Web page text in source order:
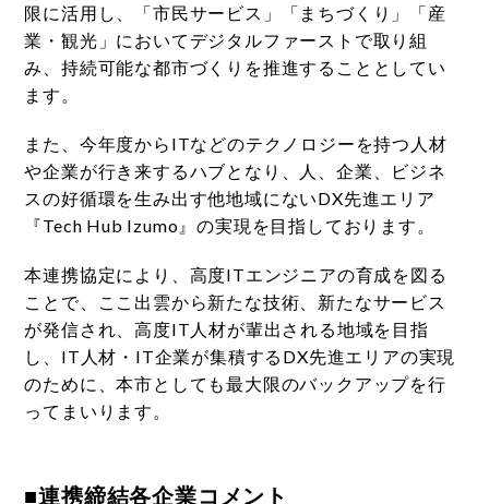
限に活用し、「市民サービス」「まちづくり」「産
業・観光」においてデジタルファーストで取り組
み、持続可能な都市づくりを推進することとしてい
ます。
また、今年度からITなどのテクノロジーを持つ人材
や企業が行き来するハブとなり、人、企業、ビジネ
スの好循環を生み出す他地域にないDX先進エリア
『Tech Hub Izumo』の実現を目指しております。
本連携協定により、高度ITエンジニアの育成を図る
ことで、ここ出雲から新たな技術、新たなサービス
が発信され、高度IT人材が輩出される地域を目指
し、IT人材・IT企業が集積するDX先進エリアの実現
のために、本市としても最大限のバックアップを行
ってまいります。
■連携締結各企業コメント